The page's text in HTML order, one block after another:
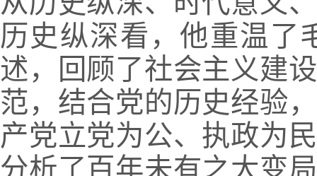
历史纵深看，他重温了
述，回顾了社会主义建
范，结合党的历史经验
产党立党为公、执政为
分析了百年未有之大变